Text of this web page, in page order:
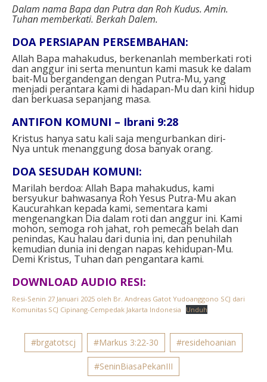
Dalam nama Bapa dan Putra dan Roh Kudus. Amin.
Tuhan memberkati. Berkah Dalem.
DOA PERSIAPAN PERSEMBAHAN:
Allah Bapa mahakudus, berkenanlah memberkati roti
dan anggur ini serta menuntun kami masuk ke dalam
bait-Mu bergandengan dengan Putra-Mu, yang
menjadi perantara kami di hadapan-Mu dan kini hidup
dan berkuasa sepanjang masa.
ANTIFON KOMUNI – Ibrani 9:28
Kristus hanya satu kali saja mengurbankan diri-
Nya untuk menanggung dosa banyak orang.
DOA SESUDAH KOMUNI:
Marilah berdoa: Allah Bapa mahakudus, kami
bersyukur bahwasanya Roh Yesus Putra-Mu akan
Kaucurahkan kepada kami, sementara kami
mengenangkan Dia dalam roti dan anggur ini. Kami
mohon, semoga roh jahat, roh pemecah belah dan
penindas, Kau halau dari dunia ini, dan penuhilah
kemudian dunia ini dengan napas kehidupan-Mu.
Demi Kristus, Tuhan dan pengantara kami.
DOWNLOAD AUDIO RESI:
Resi-Senin 27 Januari 2025 oleh Br. Andreas Gatot Yudoanggono SCJ dari
Komunitas SCJ Cipinang-Cempedak Jakarta Indonesia
Unduh
#brgatotscj #Markus 3:22-30 #residehoanian
#SeninBiasaPekanIII